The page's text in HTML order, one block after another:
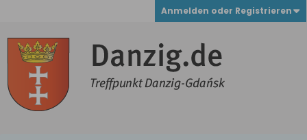
Anmelden oder Registrieren